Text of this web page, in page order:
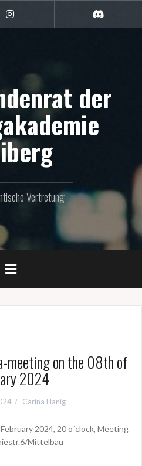
der
Vertretung
meeting on the 08th of
2024
Carina Hänig
2024, 20 o´clock, Meeting
Mittelbau